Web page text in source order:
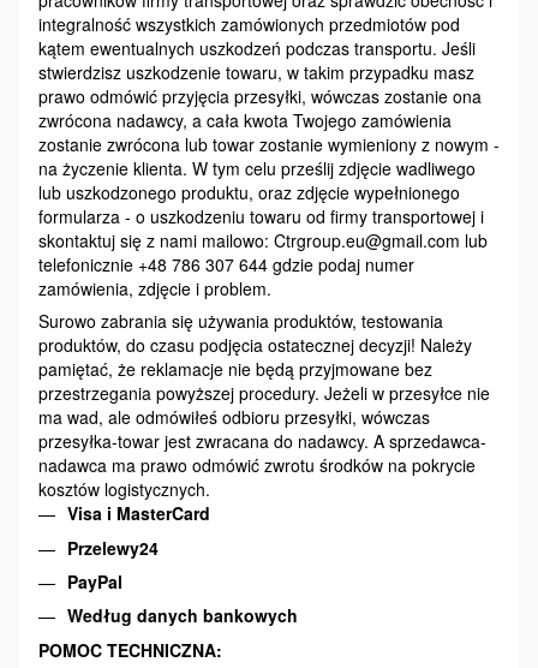
integralność wszystkich zamówionych przedmiotów pod
kątem ewentualnych uszkodzeń podczas transportu. Jeśli
stwierdzisz uszkodzenie towaru, w takim przypadku masz
prawo odmówić przyjęcia przesyłki, wówczas zostanie ona
zwrócona nadawcy, a cała kwota Twojego zamówienia
zostanie zwrócona lub towar zostanie wymieniony z nowym -
na życzenie klienta. W tym celu prześlij zdjęcie wadliwego
lub uszkodzonego produktu, oraz zdjęcie wypełnionego
formularza - o uszkodzeniu towaru od firmy transportowej i
skontaktuj się z nami mailowo: Ctrgroup.eu@gmail.com lub
telefonicznie +48 786 307 644 gdzie podaj numer
zamówienia, zdjęcie i problem.
Surowo zabrania się używania produktów, testowania
produktów, do czasu podjęcia ostatecznej decyzji! Należy
pamiętać, że reklamacje nie będą przyjmowane bez
przestrzegania powyższej procedury. Jeżeli w przesyłce nie
ma wad, ale odmówiłeś odbioru przesyłki, wówczas
przesyłka-towar jest zwracana do nadawcy. A sprzedawca-
nadawca ma prawo odmówić zwrotu środków na pokrycie
kosztów logistycznych.
Visa i MasterCard
Przelewy24
PayPal
Według danych bankowych
POMOC TECHNICZNA: